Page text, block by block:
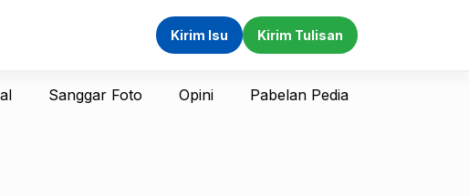
Kirim Isu Kirim Tulisan
Sanggar Foto Opini Pabelan Pedia